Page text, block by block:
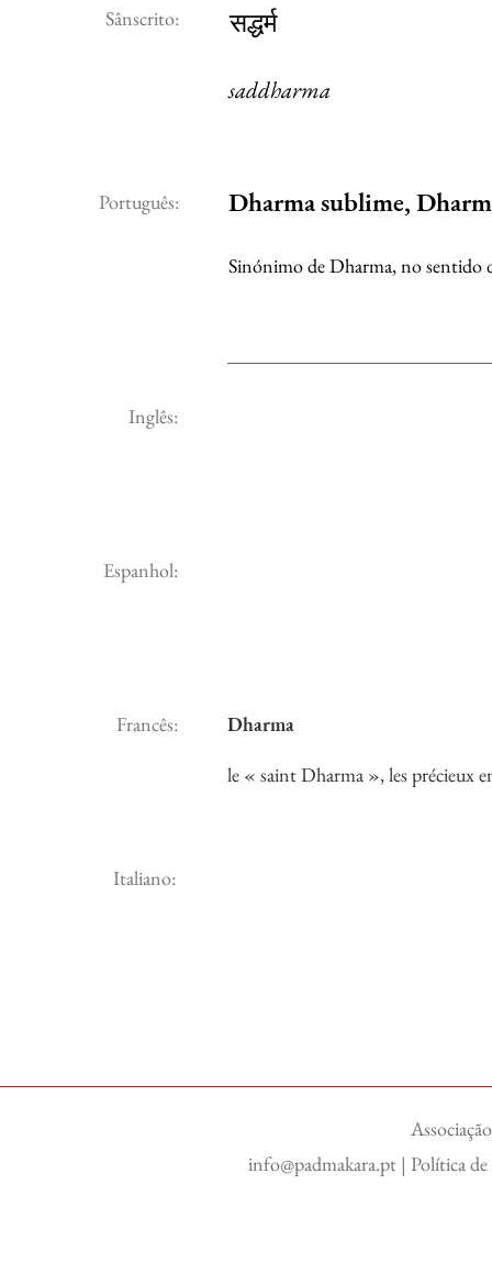
Sânscrito: सद्धर्म
saddharma
Português: Dharma sublime,
Sinónimo de Dharma, no sentido
Inglês:
Espanhol:
Francês:
Dharma
le « saint Dharma », les précieux
Italiano:
info@padmakara.pt | Política